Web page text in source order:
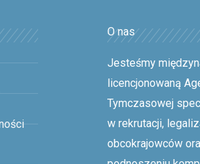
O nas
Jesteśmy
licencjonowaną
Tymczasowej
w rekrutacji,
obcokrajowców